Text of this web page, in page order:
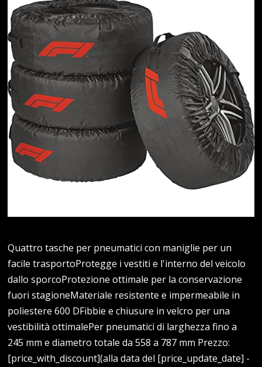
Quattro tasche per pneumatici con maniglie per un
facile trasportoProtegge i vestiti e l'interno del veicolo
dallo sporcoProtezione ottimale per la conservazione
fuori stagioneMateriale resistente e impermeabile in
poliestere 600 DFibbie e chiusure in velcro per una
vestibilità ottimalePer pneumatici di larghezza fino a
245 mm e diametro totale da 558 a 787 mm Prezzo:
[price_with_discount](alla data del [price_update_date] -